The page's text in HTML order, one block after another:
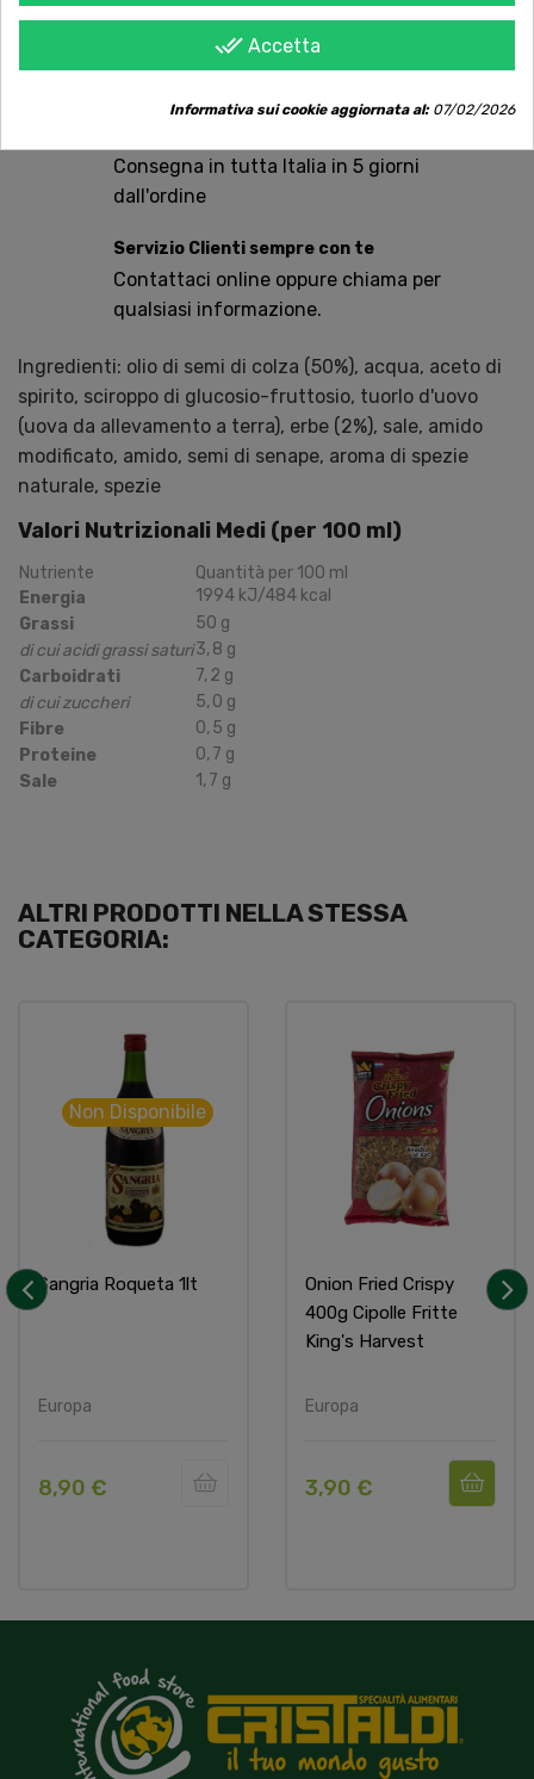
Acquista in totale sicurezza
Dal 1957 a Catania. Clicca e leggi le oltre
Consegna in tutta Italia in 5 giorni
dall'ordine
Servizio Clienti sempre con te
Contattaci online oppure chiama per
qualsiasi informazione.
Ingredienti: olio di semi di colza (50%), acqua, aceto di
spirito, sciroppo di glucosio-fruttosio, tuorlo d'uovo
(uova da allevamento a terra), erbe (2%), sale, amido
modificato, amido, semi di senape, aroma di spezie
naturale, spezie
Valori Nutrizionali Medi (per 100 ml)
Nutriente Quantità per 100 ml
Energia
1994 kJ/484 kcal
Grassi
50 g
di cui acidi grassi saturi3,8 g
Carboidrati
7,2 g
di cui zuccheri
5,0 g
Fibre
0,5 g
Proteine
0,7 g
Sale
1,7 g
ALTRI PRODOTTI NELLA STESSA
CATEGORIA:
Sangria Roqueta 1lt
Europa
Non Disponibile
8,90 €
Onion Fried Crispy
400g Cipolle Fritte
King's Harvest
Europa
3,90 €
done_all Accetta
Informativa sui cookie aggiornata al:07/02/2026